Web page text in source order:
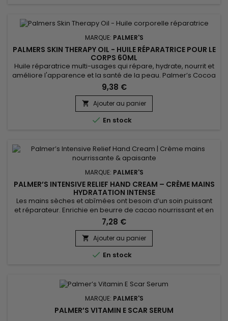
MARQUE: PALMER'S
PALMERS SKIN THERAPY OIL - HUILE RÉPARATRICE POUR LE
CORPS 60ML
Huile réparatrice multi-usages qui répare, hydrate, nourrit et
améliore l'apparence et la santé de la peau. Palmer’s Cocoa
Butter Skin Therapy Oil aide à réduire l'apparence des
cicatrices, vergetures, et taches de vieillesse. Grâce à des
ingrédients comme le beurre de Cacao, l’huile d’Argan et de
Tournesol, l’huile réparatrice de Palmer’s atténue les...
9,38 €
 Ajouter au panier
 En stock
MARQUE: PALMER'S
PALMER’S INTENSIVE RELIEF HAND CREAM – CRÈME MAINS
HYDRATATION INTENSE
Les mains sèches et abîmées ont besoin d’un soin puissant
et réparateur. Enrichie en beurre de cacao nourrissant et en
vitamine E protectrice, la Palmer’s Intensive Relief Hand
Cream de la marque Palmer’s offre une hydratation intense
et immédiate. Sa texture riche pénètre rapidement sans effet
gras, laissant la peau douce, souple et protégée contre les...
7,28 €
 Ajouter au panier
 En stock
MARQUE: PALMER'S
PALMER’S VITAMIN E SCAR SERUM